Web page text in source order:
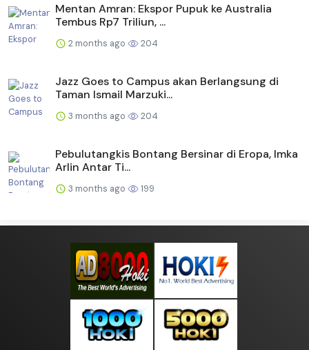
Mentan Amran: Ekspor Pupuk ke Australia
Tembus Rp7 Triliun, ...
2 months ago 204
Jazz Goes to Campus akan Berlangsung di
Taman Ismail Marzuki...
3 months ago 204
Pebulutangkis Bontang Bersinar di Eropa, Imka
Arlin Antar Ti...
3 months ago 199